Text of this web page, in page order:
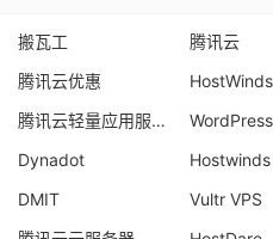
搬瓦工 腾讯云
腾讯云优惠
HostWinds
腾讯云轻量应用服务器
WordPress
Dynadot
DMIT
Vultr VPS